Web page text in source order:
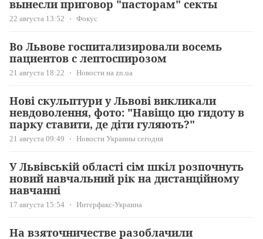
вынесли приговор "пасторам" секты
22 августа 13:52 Фокус
Во Львове госпитализировали восемь
пациентов с лептоспирозом
21 августа 18:22 Новости на zn.ua
Нові скульптури у Львові викликали
невдоволення, фото: "Навіщо цю гидоту в
парку ставити, де діти гуляють?"
21 августа 09:49 Новости Украины сегодня
У Львівській області сім шкіл розпочнуть
новий навчальний рік на дистанційному
навчанні
17 августа 15:54 Интерфакс-Украина
На взяточничестве разоблачили